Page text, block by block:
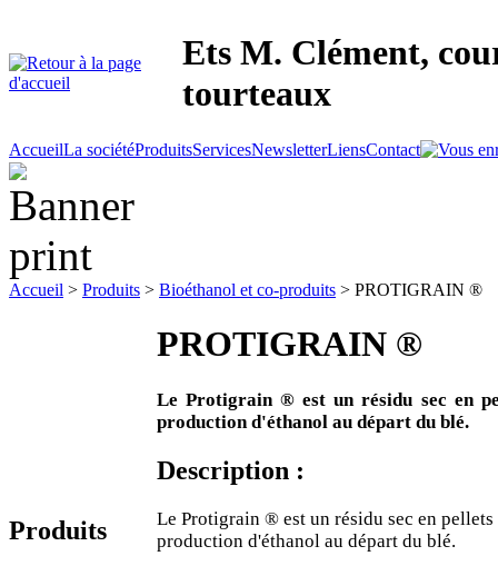
Ets M. Clément,
tourteaux
AccueilLa sociétéProduitsServicesNewsletterLiensContact
Accueil > Produits > Bioéthanol et co-produits > PROTIGRAIN ®
Produits
PROTIGRAIN ®
Le Protigrain ® est un résidu sec en
production d'éthanol au départ du blé.
Description :
Le Protigrain ® est un résidu sec en pellets
production d'éthanol au départ du blé.